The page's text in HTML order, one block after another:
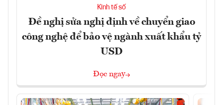
Kinh tế số
Đề nghị sửa nghị định về chuyển giao
công nghệ để bảo vệ ngành xuất khẩu tỷ
USD
Đọc ngay